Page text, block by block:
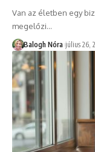
Van az életben egy
megelőzi…
Balogh Nóra július 26,